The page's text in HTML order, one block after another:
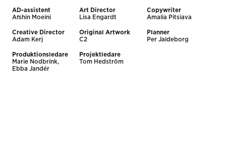
AD-assistent
Afshin Moeini
Art Director
Lisa Engardt
Copywriter
Amalia Pitsiava
Creative Director
Adam Kerj
Original Artwork
C2
Planner
Per Jaldeborg
Produktionsledare
Marie Nodbrink,
Ebba Jandér
Projektledare
Tom Hedström